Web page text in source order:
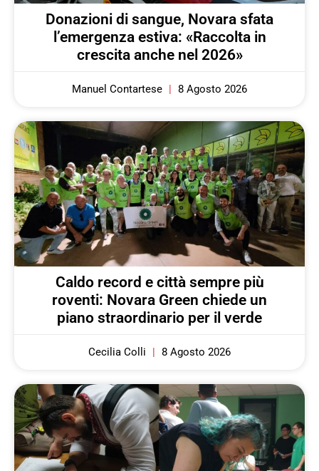
Donazioni di sangue, Novara sfata
l’emergenza estiva: «Raccolta in
crescita anche nel 2026»
Manuel Contartese 8 Agosto 2026
Caldo record e città sempre più
roventi: Novara Green chiede un
piano straordinario per il verde
Cecilia Colli 8 Agosto 2026